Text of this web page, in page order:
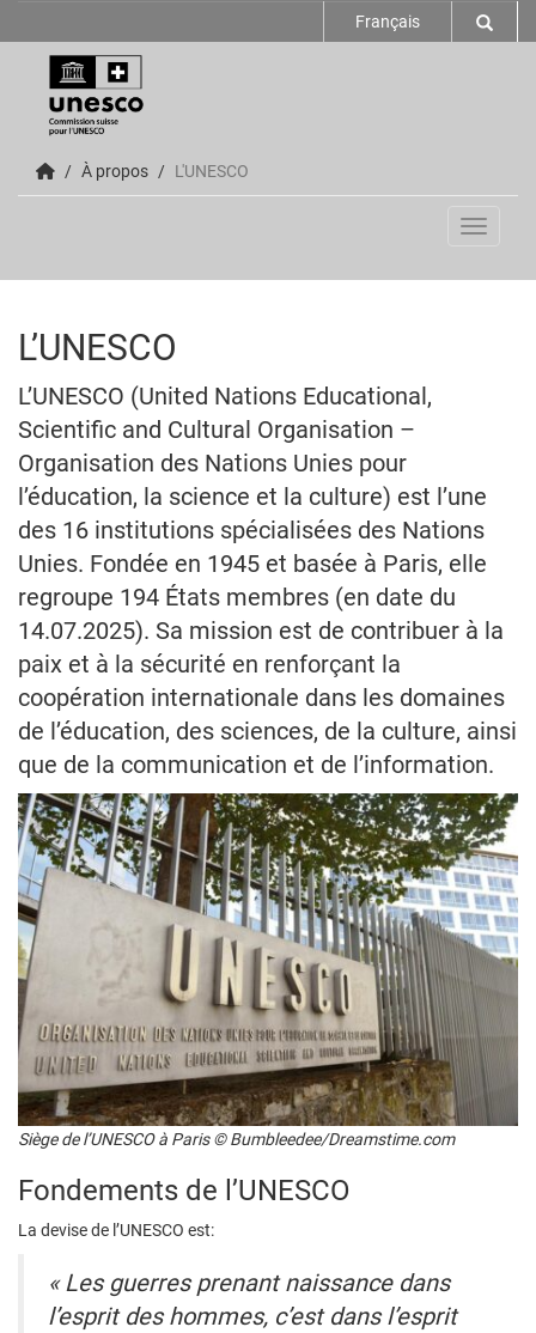
Français
À propos L'UNESCO
Toggle
L’UNESCO
L’UNESCO (United Nations Educational,
Scientific and Cultural Organisation –
Organisation des Nations Unies pour
l’éducation, la science et la culture) est l’une
des 16 institutions spécialisées des Nations
Unies. Fondée en 1945 et basée à Paris, elle
regroupe 194 États membres (en date du
14.07.2025). Sa mission est de contribuer à la
paix et à la sécurité en renforçant la
coopération internationale dans les domaines
de l’éducation, des sciences, de la culture, ainsi
que de la communication et de l’information.
Siège de l’UNESCO à Paris © Bumbleedee/Dreamstime.com
Fondements de l’UNESCO
La devise de l’UNESCO est:
« Les guerres prenant naissance dans
l’esprit des hommes, c’est dans l’esprit